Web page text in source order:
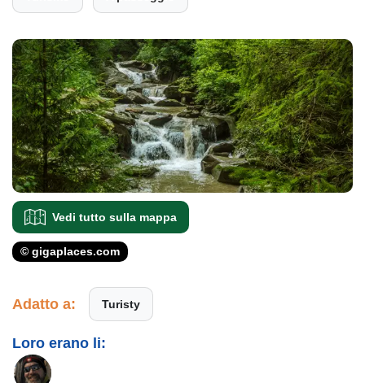
Vedi tutto sulla mappa
© gigaplaces.com
Adatto a: Turisty
Loro erano li: